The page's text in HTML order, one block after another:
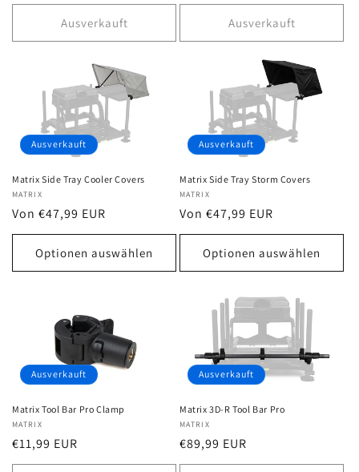
Ausverkauft Ausverkauft
Ausverkauft
Matrix Side Tray Cooler Covers
Anbieter:
MATRIX
Normaler
Preis
Von €47,99 EUR
Optionen auswählen
Ausverkauft
Matrix Side Tray Storm Covers
Anbieter:
MATRIX
Normaler
Preis
Von €47,99 EUR
Optionen auswählen
Ausverkauft
Matrix Tool Bar Pro Clamp
Anbieter:
MATRIX
Normaler
Preis
€11,99 EUR
Ausverkauft
Matrix 3D-R Tool Bar Pro
Anbieter:
MATRIX
Normaler
Preis
€89,99 EUR